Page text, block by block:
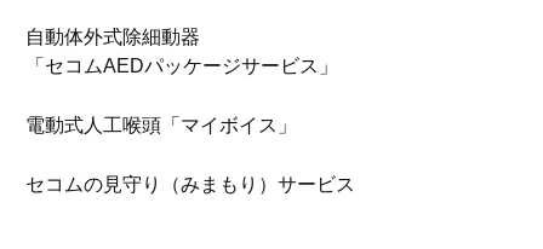
自動体外式除細動器
「セコムAEDパッケージサービス」
電動式人工喉頭「マイボイス」
セコムの見守り（みまもり）サービス